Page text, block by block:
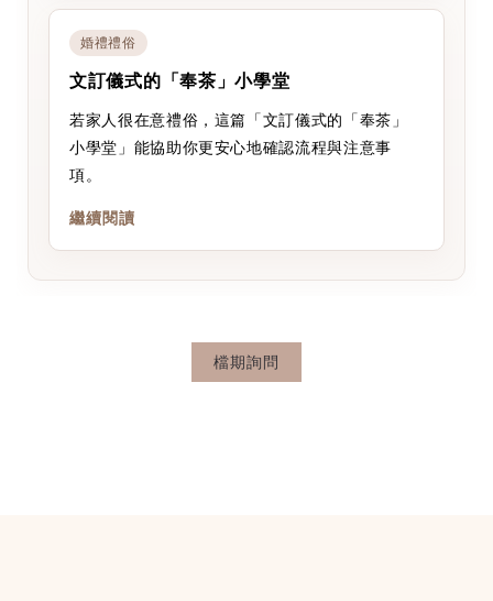
婚禮禮俗
文訂儀式的「奉茶」小學堂
若家人很在意禮俗，這篇「文訂儀式的「奉茶」
小學堂」能協助你更安心地確認流程與注意事
項。
繼續閱讀
檔期詢問